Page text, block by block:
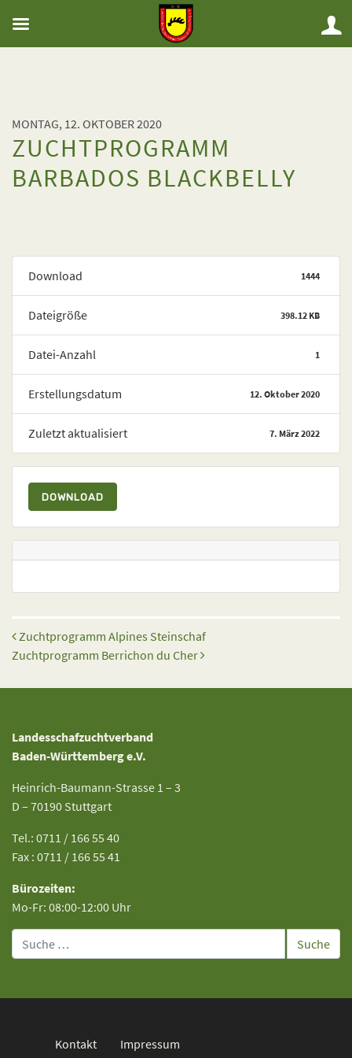
MONTAG, 12. OKTOBER 2020
ZUCHTPROGRAMM
BARBADOS BLACKBELLY
Download 1444
Dateigröße 398.12 KB
Datei-Anzahl 1
Erstellungsdatum 12. Oktober 2020
Zuletzt aktualisiert 7. März 2022
DOWNLOAD
Beitrags-Navigation
Zuchtprogramm Alpines Steinschaf
Zuchtprogramm Berrichon du Cher
Landesschafzuchtverband
Baden-Württemberg e.V.
Heinrich-Baumann-Strasse 1 – 3
D – 70190 Stuttgart
Tel.: 0711 / 166 55 40
Fax : 0711 / 166 55 41
Bürozeiten:
Mo-Fr: 08:00-12:00 Uhr
Suche
Kontakt
Impressum